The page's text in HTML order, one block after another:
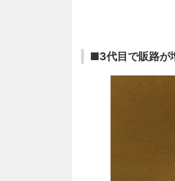
■3代目で販路が